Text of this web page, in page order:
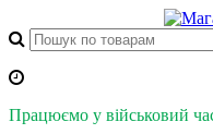
Працюємо у військовий